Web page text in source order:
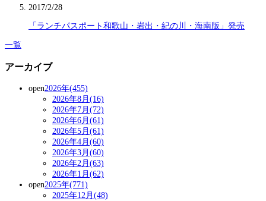
2017/2/28
「ランチパスポート和歌山・岩出・紀の川・海南版」発売
一覧
アーカイブ
open2026年(455)
2026年8月(16)
2026年7月(72)
2026年6月(61)
2026年5月(61)
2026年4月(60)
2026年3月(60)
2026年2月(63)
2026年1月(62)
open2025年(771)
2025年12月(48)